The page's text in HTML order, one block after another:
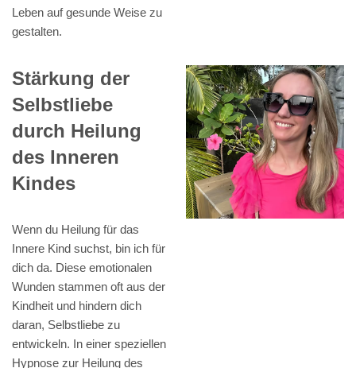
Leben auf gesunde Weise zu
gestalten.
Stärkung der
Selbstliebe
durch Heilung
des Inneren
Kindes
Wenn du Heilung für das
Innere Kind suchst, bin ich für
dich da. Diese emotionalen
Wunden stammen oft aus der
Kindheit und hindern dich
daran, Selbstliebe zu
entwickeln. In einer speziellen
Hypnose zur Heilung des